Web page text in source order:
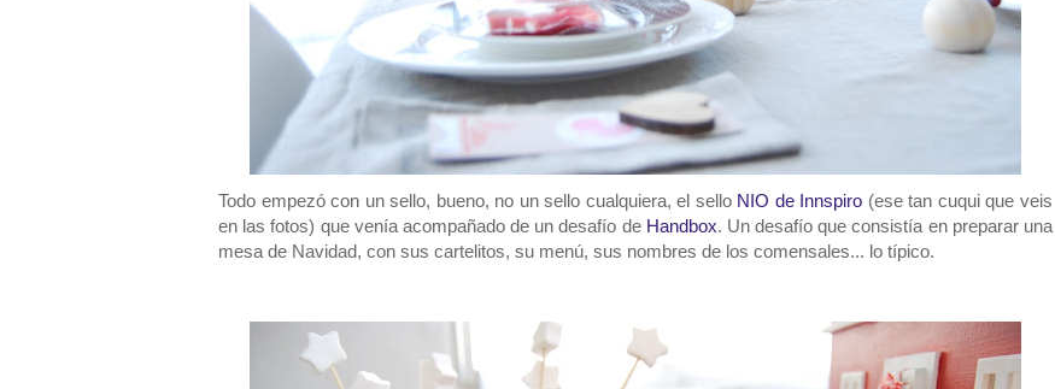
Todo empezó con un sello, bueno, no un sello cualquiera, el sello NIO de Innspiro (ese tan cuqui que veis
en las fotos) que venía acompañado de un desafío de Handbox. Un desafío que consistía en preparar una
mesa de Navidad, con sus cartelitos, su menú, sus nombres de los comensales... lo típico.